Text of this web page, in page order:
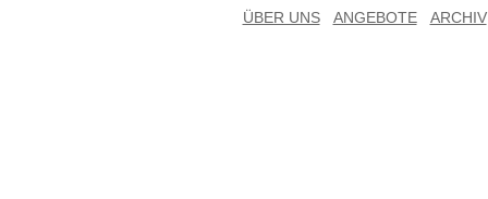
ÜBER UNS ANGEBOTE ARCHIV